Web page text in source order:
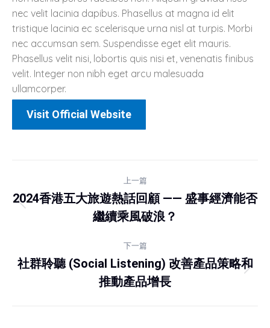
nec velit lacinia dapibus. Phasellus at magna id elit
tristique lacinia ec scelerisque urna nisl at turpis. Morbi
nec accumsan sem. Suspendisse eget elit mauris.
Phasellus velit nisi, lobortis quis nisi et, venenatis finibus
velit. Integer non nibh eget arcu malesuada
ullamcorper.
Visit Official Website
上一篇
2024香港五大旅遊熱話回顧 —— 盛事經濟能否
繼續乘風破浪？
下一篇
社群聆聽 (Social Listening) 改善產品策略和
推動產品增長